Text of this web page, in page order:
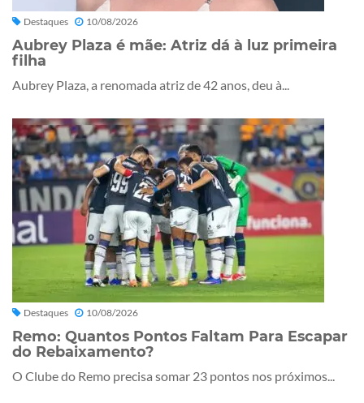
Destaques 10/08/2026
Aubrey Plaza é mãe: Atriz dá à luz primeira
filha
Aubrey Plaza, a renomada atriz de 42 anos, deu à...
Destaques 10/08/2026
Remo: Quantos Pontos Faltam Para Escapar
do Rebaixamento?
O Clube do Remo precisa somar 23 pontos nos próximos...